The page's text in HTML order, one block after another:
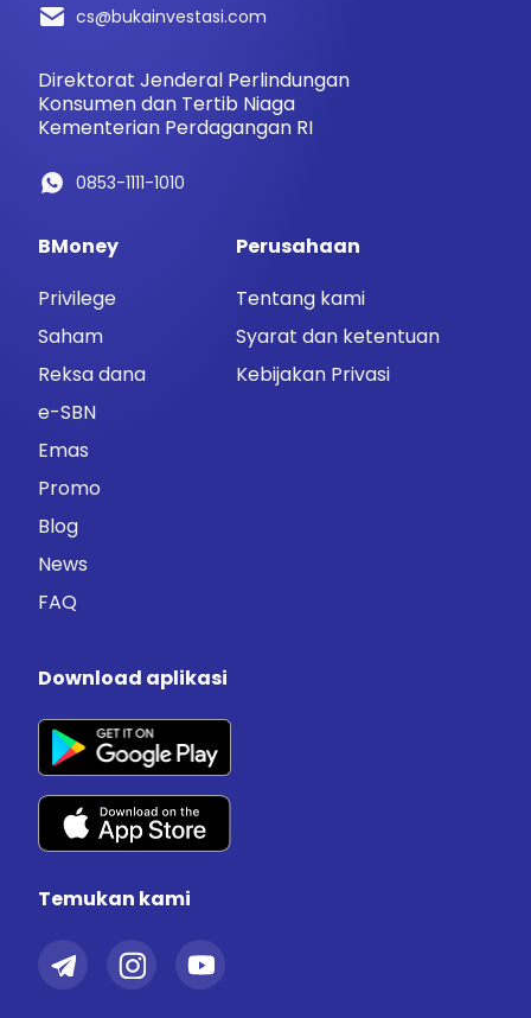
cs@bukainvestasi.com
Direktorat Jenderal Perlindungan
Konsumen dan Tertib Niaga
Kementerian Perdagangan RI
0853-1111-1010
BMoney
Privilege
Saham
Reksa dana
e-SBN
Emas
Promo
Blog
News
FAQ
Perusahaan
Tentang kami
Syarat dan ketentuan
Kebijakan Privasi
Download aplikasi
Temukan kami